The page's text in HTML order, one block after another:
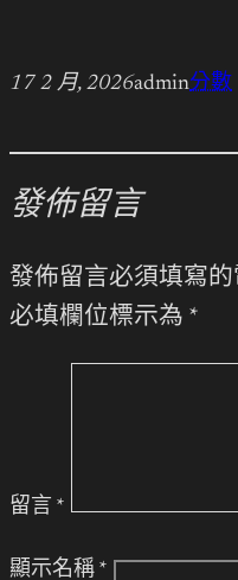
17 2 月, 2026admin分數
發佈留言
發佈留言必須填寫
必填欄位標示為 *
留言 *
顯示名稱 *